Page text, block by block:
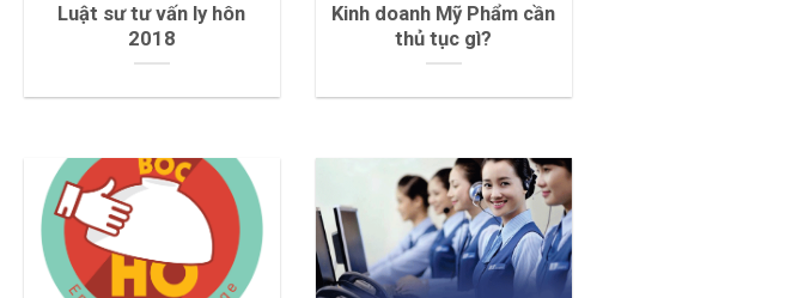
Luật sư tư vấn ly hôn
2018
Kinh doanh Mỹ Phẩm cần
thủ tục gì?